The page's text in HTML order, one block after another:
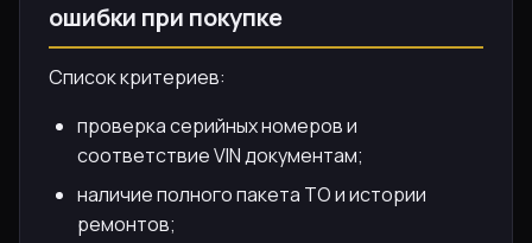
ошибки при покупке
Список критериев:
проверка серийных номеров и
соответствие VIN документам;
наличие полного пакета ТО и истории
ремонтов;